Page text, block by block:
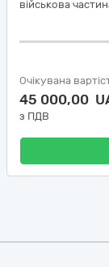
військова
Очікувана
45 000,00
з ПДВ